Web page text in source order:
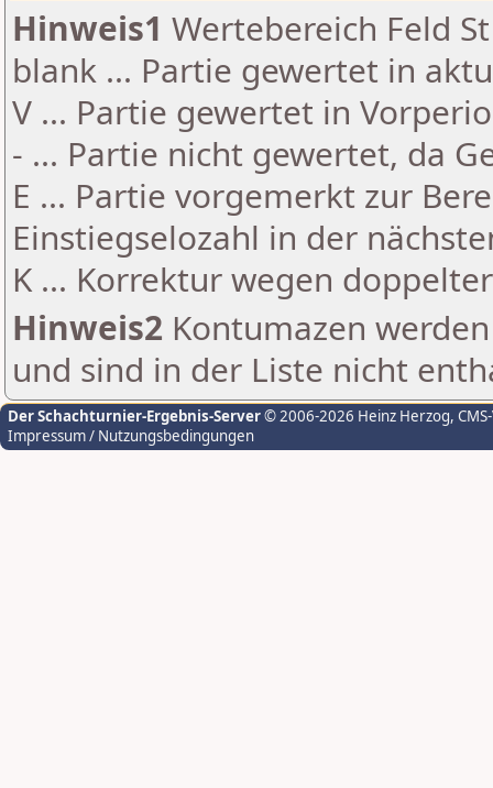
Hinweis1 Wertebereich Feld
blank ... Partie gewertet in
V ... Partie gewertet in
- ... Partie nicht gewertet, da
E ... Partie vorgemerkt zur
Einstiegselozahl in der
K ... Korrektur wegen
Hinweis2 Kontumazen
und sind in der Liste nicht
Der Schachturnier-Ergebnis-Server© 2006-2026 Heinz Herzog,
Impressum / Nutzungsbedingungen